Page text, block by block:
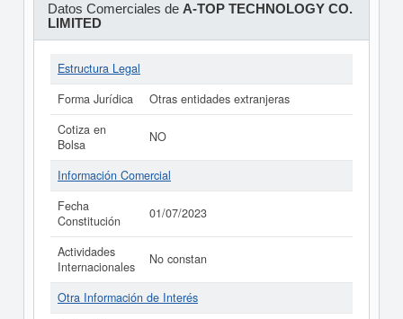
Datos Comerciales de A-TOP TECHNOLOGY CO.
LIMITED
Estructura Legal
Forma Jurídica
Otras entidades extranjeras
Cotiza en
Bolsa
NO
Información Comercial
Fecha
Constitución
01/07/2023
Actividades
Internacionales
No constan
Otra Información de Interés